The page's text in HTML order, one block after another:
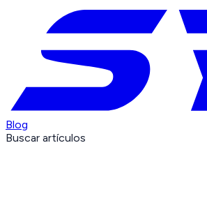
Blog
Buscar artículos